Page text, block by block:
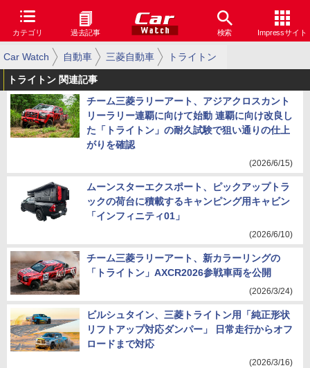
カテゴリ 過去記事 検索 Impressサイト
Car Watch 自動車 三菱自動車 トライトン
トライトン 関連記事
チーム三菱ラリーアート、アジアクロスカント
リーラリー連覇に向けて始動 連覇に向け改良し
た「トライトン」の耐久試験で狙い通りの仕上
がりを確認
(2026/6/15)
ムーンスターエクスポート、ピックアップトラ
ックの荷台に積載するキャンピング用キャビン
「インフィニティ01」
(2026/6/10)
チーム三菱ラリーアート、新カラーリングの
「トライトン」AXCR2026参戦車両を公開
(2026/3/24)
ビルシュタイン、三菱トライトン用「純正形状
リフトアップ対応ダンパー」 日常走行からオフ
ロードまで対応
(2026/3/16)